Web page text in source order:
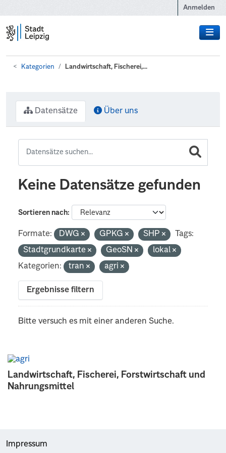
Anmelden
Kategorien Landwirtschaft, Fischerei,...
Landwirtschaft, Fischerei, Forstwirtschaft und
Nahrungsmittel
Datensätze Über uns
Keine Datensätze gefunden
Sortieren nach
Formate: DWG GPKG SHP
Tags:
Stadtgrundkarte
GeoSN
lokal
Kategorien:
tran agri
Ergebnisse filtern
Bitte versuch es mit einer anderen Suche.
Impressum